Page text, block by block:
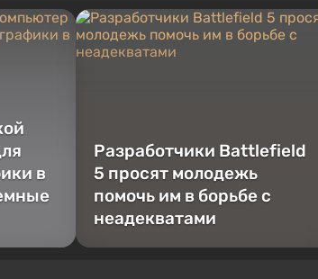
в
Разработчики Battlefield
5 просят молодежь
помочь им в борьбе с
неадекватами